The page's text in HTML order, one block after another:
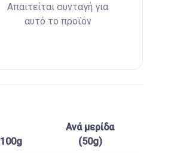
Απαιτείται συνταγή για
αυτό το προϊόν
100g
Ανά μερίδα
(50g)